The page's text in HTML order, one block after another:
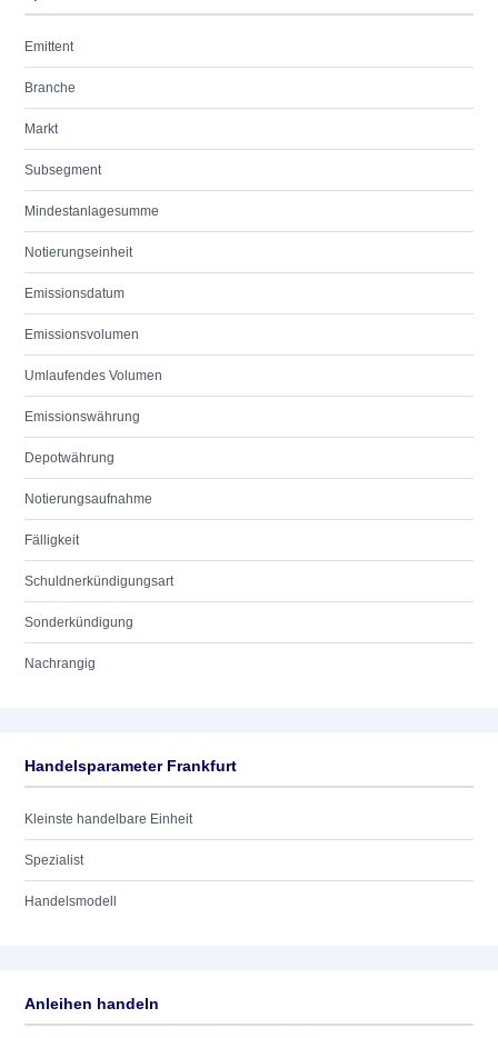
Emittent
Branche
Markt
Subsegment
Mindestanlagesumme
Notierungseinheit
Emissionsdatum
Emissionsvolumen
Umlaufendes Volumen
Emissionswährung
Depotwährung
Notierungsaufnahme
Fälligkeit
Schuldnerkündigungsart
Sonderkündigung
Nachrangig
Handelsparameter Frankfurt
Kleinste handelbare Einheit
Spezialist
Handelsmodell
Anleihen handeln